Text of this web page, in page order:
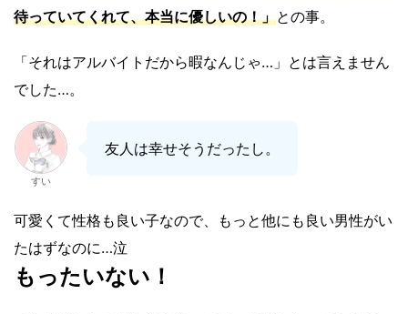
待っていてくれて、本当に優しいの！」との事。
「それはアルバイトだから暇なんじゃ…」とは言えません
でした…。
すい
友人は幸せそうだったし。
可愛くて性格も良い子なので、もっと他にも良い男性がい
たはずなのに…泣
もったいない！